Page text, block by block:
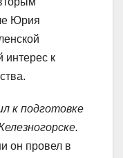
Юрия
интерес к
к подготовке
он провел в